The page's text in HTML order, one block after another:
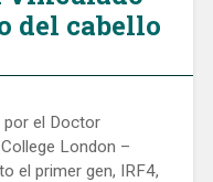
del cabello
por el Doctor
London –
el primer gen, IRF4,